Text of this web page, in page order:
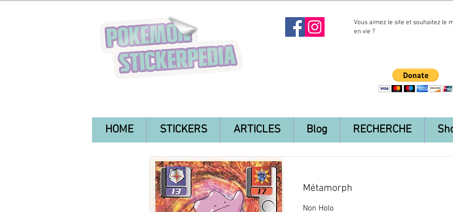
Vous aimez le site et souhaitez le
en vie ?
HOME STICKERS ARTICLES Blog RECHERCHE
Métamorph
Non Holo